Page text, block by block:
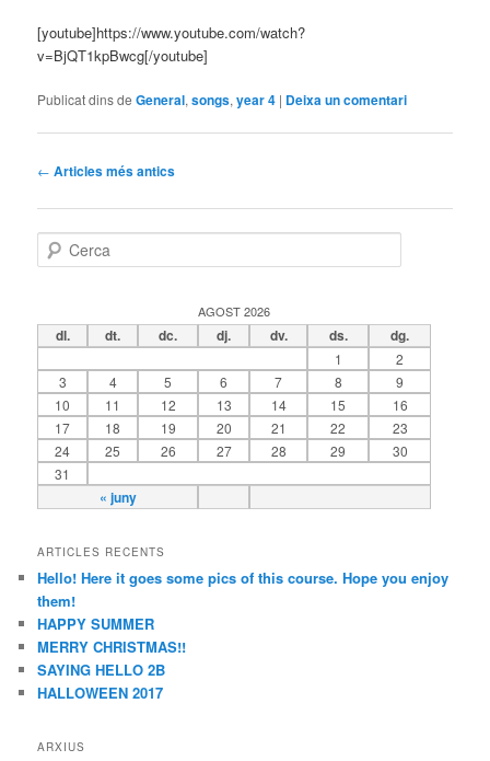
[youtube]https://www.youtube.com/watch?
v=BjQT1kpBwcg[/youtube]
Publicat dins de General,songs,year 4 | Deixa un comentari
Navegació
articles
← Articles més antics
e
a
AGOST 2026
dl. dt. dc. dj. dv. ds. dg.
« juny
1
2
3
4 5 6 7 8
9
10
11 12 13 14 15
16
17
18 19 20 21 22
23
24
25 26 27 28 29
30
31
ARTICLES RECENTS
Hello! Here it goes some pics of this course. Hope you enjoy
them!
HAPPY SUMMER
MERRY CHRISTMAS!!
SAYING HELLO 2B
HALLOWEEN 2017
ARXIUS